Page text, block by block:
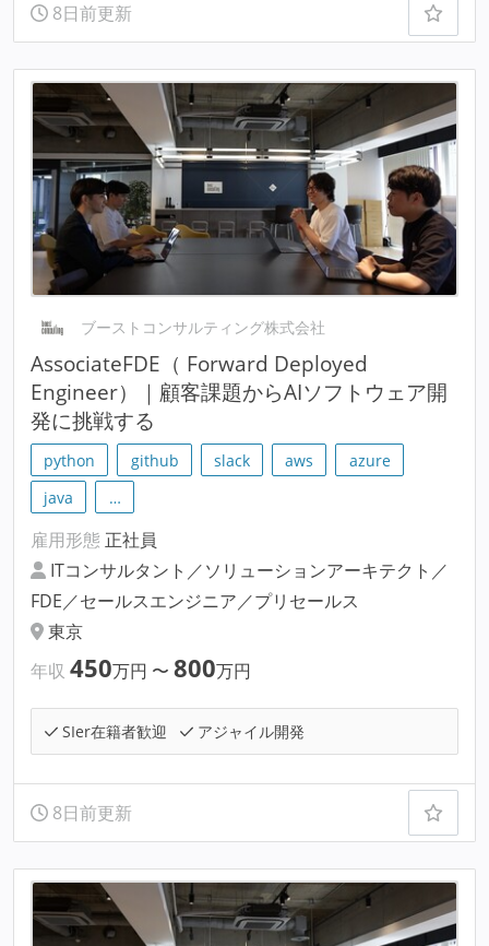
8日前更新
ブーストコンサルティング株式会社
AssociateFDE（ Forward Deployed
Engineer）｜顧客課題からAIソフトウェア開
発に挑戦する
python github slack aws
azure
java
…
雇用形態 正社員
ITコンサルタント／ソリューションアーキテクト／
FDE／セールスエンジニア／プリセールス
東京
年収 450万円 〜 800万円
SIer在籍者歓迎 アジャイル開発
8日前更新